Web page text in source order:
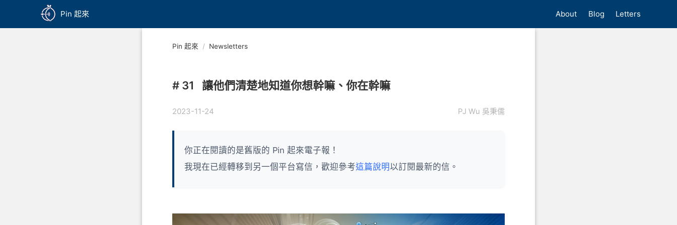
Pin 起來 About Blog Letters
Pin 起來 / Newsletters
# 31 讓他們清楚地知道你想幹嘛、你在幹嘛
2023-11-24 PJ Wu 吳秉儒
你正在閱讀的是舊版的 Pin 起來電子報！
我現在已經轉移到另一個平台寫信，歡迎參考這篇說明以訂閱最新的信。